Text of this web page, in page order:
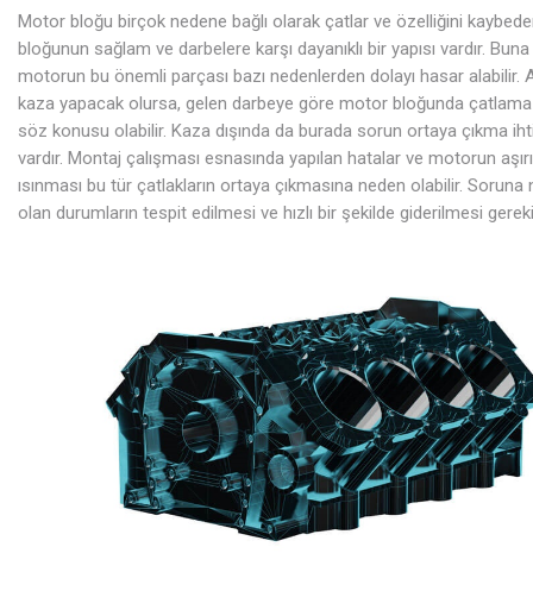
Motor bloğu birçok nedene bağlı olarak çatlar ve özelliğini
bloğunun sağlam ve darbelere karşı dayanıklı bir yapısı vardır.
motorun bu önemli parçası bazı nedenlerden dolayı hasar alabilir.
kaza yapacak olursa, gelen darbeye göre motor bloğunda
söz konusu olabilir. Kaza dışında da burada sorun ortaya çıkma
vardır. Montaj çalışması esnasında yapılan hatalar ve motorun
ısınması bu tür çatlakların ortaya çıkmasına neden olabilir. Soruna
olan durumların tespit edilmesi ve hızlı bir şekilde giderilmesi